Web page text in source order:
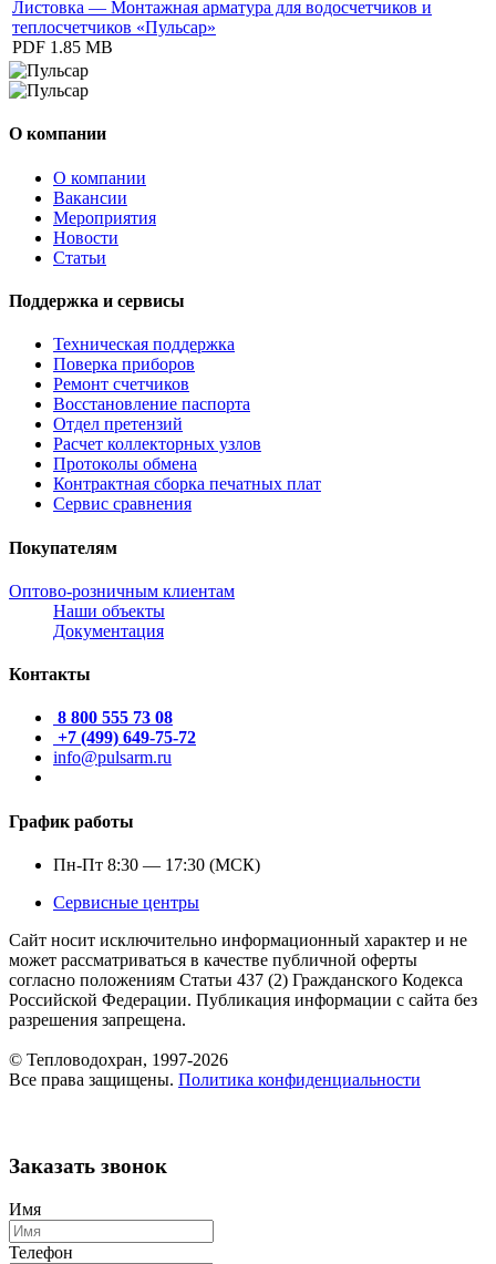
Листовка — Монтажная арматура для водосчетчиков и
теплосчетчиков «Пульсар»
PDF 1.85 MB
О компании
О компании
Вакансии
Мероприятия
Новости
Статьи
Поддержка и сервисы
Техническая поддержка
Поверка приборов
Ремонт счетчиков
Восстановление паспорта
Отдел претензий
Расчет коллекторных узлов
Протоколы обмена
Контрактная сборка печатных плат
Сервис сравнения
Покупателям
Оптово-розничным клиентам
Наши объекты
Документация
Контакты
8 800 555 73 08
+7 (499) 649-75-72
info@pulsarm.ru
График работы
Пн-Пт 8:30 — 17:30 (МСК)
Сервисные центры
Сайт носит исключительно информационный характер и не
может рассматриваться в качестве публичной оферты
согласно положениям Статьи 437 (2) Гражданского Кодекса
Российской Федерации. Публикация информации с сайта без
разрешения запрещена.
© Тепловодохран, 1997-2026
Все права защищены. Политика конфиденциальности
Заказать звонок
Имя
Телефон